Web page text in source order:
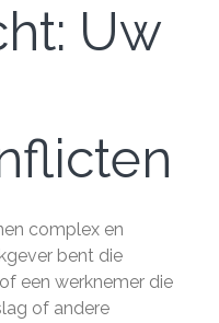
Uw
complex en
bent die
een werknemer die
of andere